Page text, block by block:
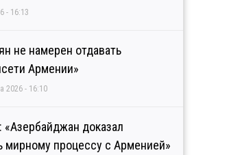
- 16:13
не намерен отдавать
Армении»
2026 - 16:10
доказал
мирному процессу с Арменией»